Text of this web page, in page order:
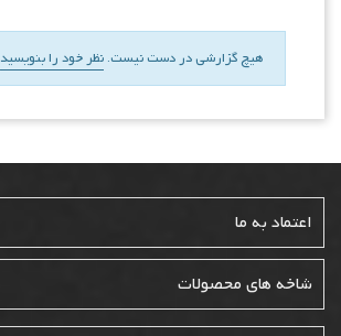
هیچ گزارشی در دست نیست. نظر خود را بنویسید
اعتماد به ما
شاخه های محصولات